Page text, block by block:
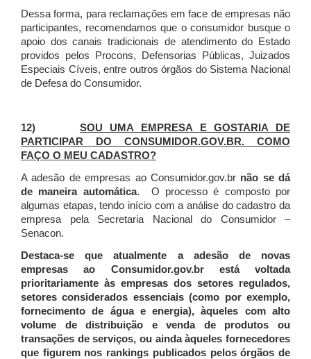
Dessa forma, para reclamações em face de empresas não
participantes, recomendamos que o consumidor busque o
apoio dos canais tradicionais de atendimento do Estado
providos pelos Procons, Defensorias Públicas, Juizados
Especiais Cíveis, entre outros órgãos do Sistema Nacional
de Defesa do Consumidor.
12) SOU UMA EMPRESA E GOSTARIA DE
PARTICIPAR DO CONSUMIDOR.GOV.BR. COMO
FAÇO O MEU CADASTRO?
A adesão de empresas ao Consumidor.gov.br não se dá
de maneira automática. O processo é composto por
algumas etapas, tendo início com a análise do cadastro da
empresa pela Secretaria Nacional do Consumidor –
Senacon.
Destaca-se que atualmente a adesão de novas
empresas ao Consumidor.gov.br está voltada
prioritariamente às empresas dos setores regulados,
setores considerados essenciais (como por exemplo,
fornecimento de água e energia), àqueles com alto
volume de distribuição e venda de produtos ou
transações de serviços, ou ainda àqueles fornecedores
que figurem nos rankings publicados pelos órgãos de